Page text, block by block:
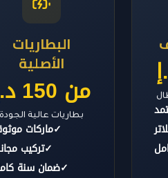
البطاريات
الأصلية
من 150 د.إ
بطاريات عالية الجودة
✓ماركات
✓تركيب
✓ضمان سنة